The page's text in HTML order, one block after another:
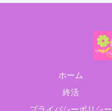
ホーム
終活
プライバシーポリシー